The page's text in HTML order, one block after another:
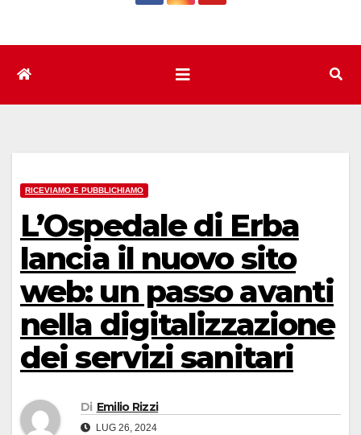
RICEVIAMO E PUBBLICHIAMO
L’Ospedale di Erba
lancia il nuovo sito
web: un passo avanti
nella digitalizzazione
dei servizi sanitari
Di Emilio Rizzi
LUG 26, 2024